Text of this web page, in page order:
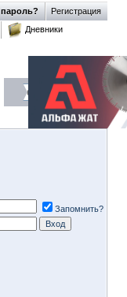
Регистрация
Дневники
Запомнить?